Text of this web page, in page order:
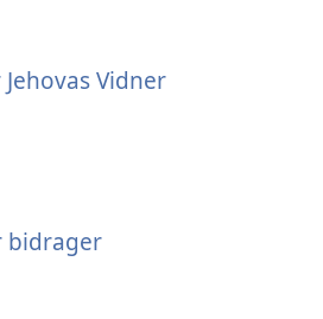
Vidner
bidrager